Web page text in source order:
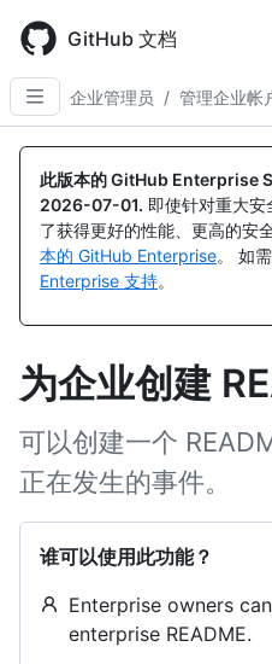
main
content
GitHub 文档
企业管理员 / 管理企业帐
此版本的 GitHub Enterprise
2026-07-01. 即使针对重大
了获得更好的性能、更高的安
本的 GitHub Enterprise。 如
Enterprise 支持。
为企业创建
可以创建一个
正在发生的事件。
谁可以使用此功能？
Enterprise owners
enterprise README.